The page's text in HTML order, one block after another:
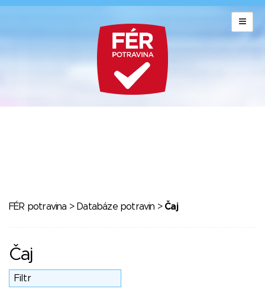
FÉR potravina > Databáze potravin > Čaj
Čaj